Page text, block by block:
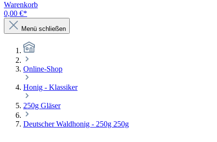
Warenkorb
0,00 €*
Menü schließen
Online-Shop
Honig - Klassiker
250g Gläser
Deutscher Waldhonig - 250g 250g